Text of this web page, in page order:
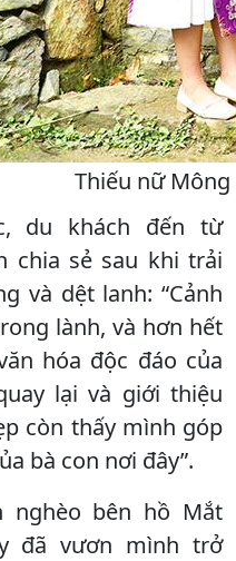
Thiếu nữ
du khách đến từ
chia sẻ sau khi trải
và dệt lanh: “Cảnh
lành, và hơn hết
hóa độc đáo của
lại và giới thiệu
còn thấy mình góp
bà con nơi đây”.
bên hồ Mắt
đã vươn mình trở